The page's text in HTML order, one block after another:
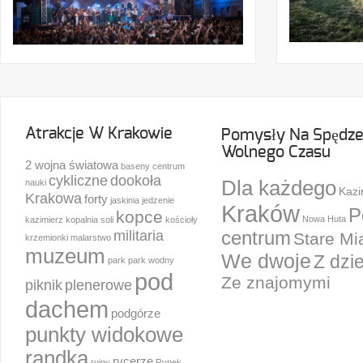
Atrakcje W Krakowie
2 wojna światowa baseny centrum
nauki cyklicznedookoła
Krakowaforty jaskinia jedzenie
kazimierz kopalnia soli kopce kościoły
krzemionki malarstwo militaria
muzeum park park wodny
piknikplenerowe pod
dachem podgórze
punkty widokowe
Pomysły Na
Wolnego Czasu
Dla każdego
Kraków Nowa Huta
centrum Stare
We dwojeZ
Ze znajomymi